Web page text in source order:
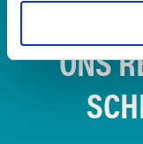
BLIJF
ONS